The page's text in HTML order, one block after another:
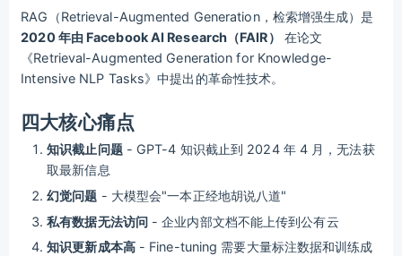
RAG（Retrieval-Augmented Generation，检索增强生成）是
2020 年由 Facebook AI Research（FAIR）
在论文
《Retrieval-Augmented Generation for Knowledge-
Intensive NLP Tasks》中提出的革命性技术。
四大核心痛点
知识截止问题- GPT-4 知识截止到 2024 年 4 月，无法获
取最新信息
幻觉问题 - 大模型会"一本正经地胡说八道"
私有数据无法访问- 企业内部文档不能上传到公有云
知识更新成本高- Fine-tuning 需要大量标注数据和训练成